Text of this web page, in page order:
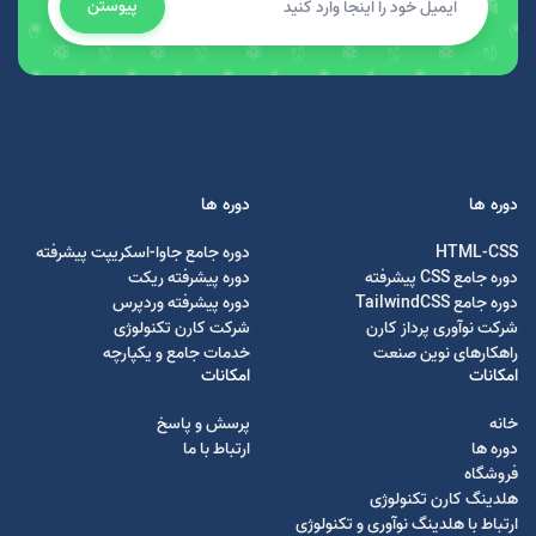
پیوستن
دوره ها
HTML-CSS
دوره جامع CSS پیشرفته
دوره جامع TailwindCSS
شرکت نوآوری پرداز کارن
راهکارهای نوین صنعت
دوره ها
دوره جامع جاوا-اسکریپت پیشرفته
دوره پیشرفته ریکت
دوره پیشرفته وردپرس
شرکت کارن تکنولوژی
خدمات جامع و یکپارچه
امکانات
خانه
دوره ها
فروشگاه
هلدینگ کارن تکنولوژی
ارتباط با هلدینگ نوآوری و تکنولوژی
امکانات
پرسش و پاسخ
ارتباط با ما